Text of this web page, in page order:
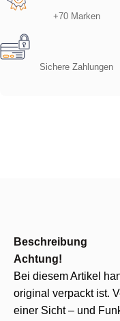
+70 Marken
Sichere Zahlungen
Beschreibung
Achtung!
Bei diesem Artikel
original verpackt ist.
einer Sicht – und